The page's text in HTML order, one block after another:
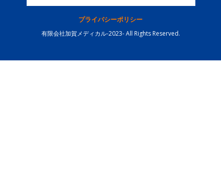
プライバシーポリシー
有限会社加賀メディカル-2023- All Rights Reserved.